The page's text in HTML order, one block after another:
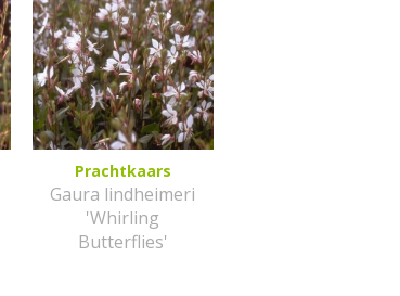
Prachtkaars
Gaura lindheimeri
'Whirling
Butterflies'